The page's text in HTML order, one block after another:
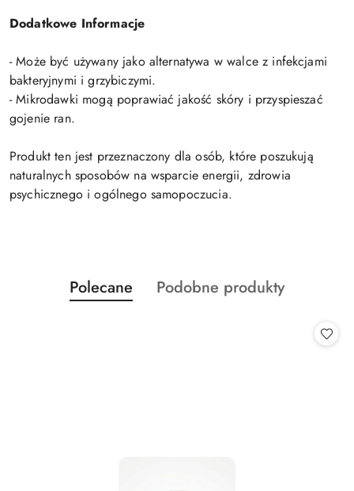
Dodatkowe Informacje
- Może być używany jako alternatywa w walce z infekcjami
bakteryjnymi i grzybiczymi.
- Mikrodawki mogą poprawiać jakość skóry i przyspieszać
gojenie ran.
Produkt ten jest przeznaczony dla osób, które poszukują
naturalnych sposobów na wsparcie energii, zdrowia
psychicznego i ogólnego samopoczucia.
Pomiń karuzelę produktów
Produkty
o
Polecane
Produkty
Podobne produkty